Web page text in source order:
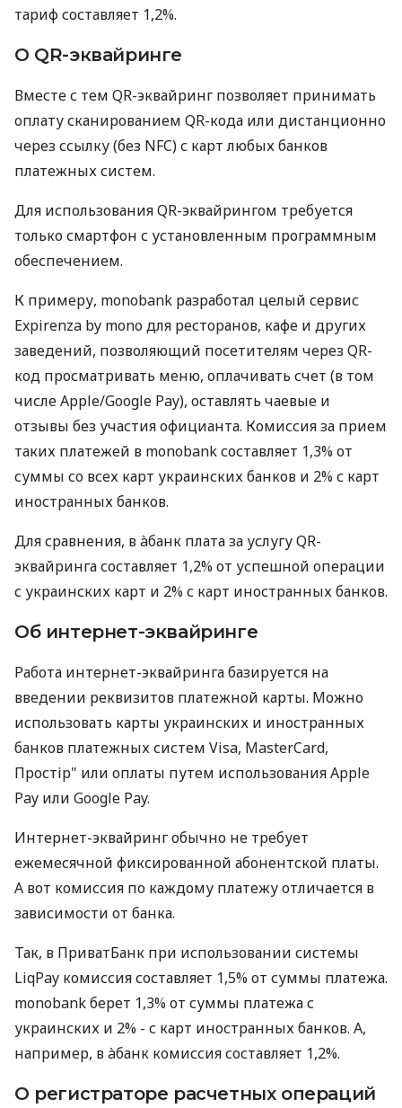
тариф составляет 1,2%.
О QR-эквайринге
Вместе с тем QR-эквайринг позволяет принимать
оплату сканированием QR-кода или дистанционно
через ссылку (без NFC) с карт любых банков
платежных систем.
Для использования QR-эквайрингом требуется
только смартфон с установленным программным
обеспечением.
К примеру, monobank разработал целый сервис
Expirenza by mono для ресторанов, кафе и других
заведений, позволяющий посетителям через QR-
код просматривать меню, оплачивать счет (в том
числе Apple/Google Pay), оставлять чаевые и
отзывы без участия официанта. Комиссия за прием
таких платежей в monobank составляет 1,3% от
суммы со всех карт украинских банков и 2% с карт
иностранных банков.
Для сравнения, в àбанк плата за услугу QR-
эквайринга составляет 1,2% от успешной операции
с украинских карт и 2% с карт иностранных банков.
Об интернет-эквайринге
Работа интернет-эквайринга базируется на
введении реквизитов платежной карты. Можно
использовать карты украинских и иностранных
банков платежных систем Visa, MasterCard,
Простір" или оплаты путем использования Apple
Pay или Google Pay.
Интернет-эквайринг обычно не требует
ежемесячной фиксированной абонентской платы.
А вот комиссия по каждому платежу отличается в
зависимости от банка.
Так, в ПриватБанк при использовании системы
LiqPay комиссия составляет 1,5% от суммы платежа.
monobank берет 1,3% от суммы платежа с
украинских и 2% - с карт иностранных банков. А,
например, в àбанк комиссия составляет 1,2%.
О регистраторе расчетных операций